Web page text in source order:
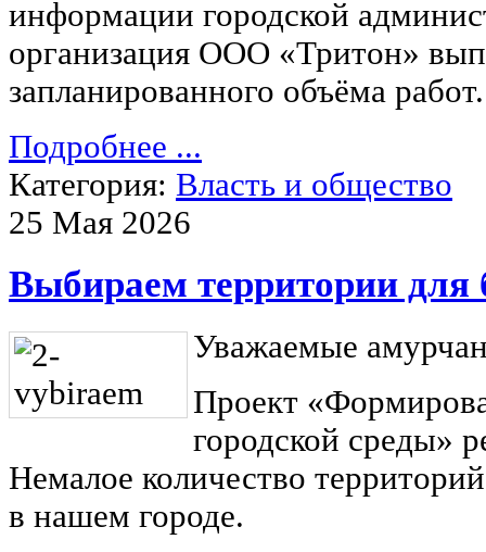
информации городской
организация ООО «Тритон»
запланированного объёма работ.
Подробнее ...
Категория: Власть и общество
25 Мая 2026
Выбираем территории для
Уважаемые
Проект
городской среды»
Немалое количество
в нашем городе.